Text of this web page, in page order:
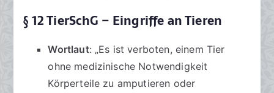
§ 12 TierSchG – Eingriffe an Tieren
Wortlaut: „Es ist verboten, einem Tier
ohne medizinische Notwendigkeit
Körperteile zu amputieren oder